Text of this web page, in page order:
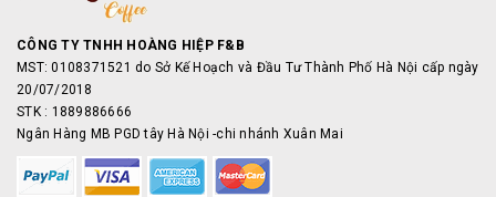
CÔNG TY TNHH HOÀNG HIỆP F&B
MST: 0108371521 do Sở Kế Hoạch và Đầu Tư Thành Phố Hà Nội cấp ngày
20/07/2018
STK : 1889886666
Ngân Hàng MB PGD tây Hà Nội -chi nhánh Xuân Mai